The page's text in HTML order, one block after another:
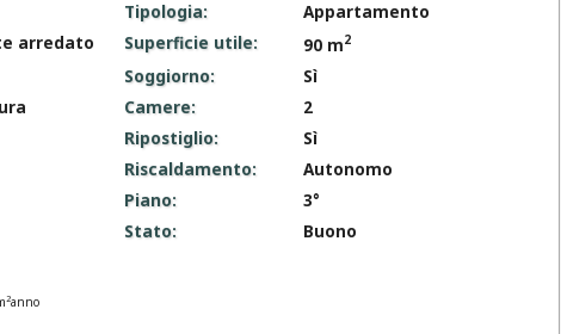
Tipologia:
Appartamento
arredato
Superficie utile: 90 m2
Soggiorno:
Sì
Camere:
2
Ripostiglio:
Sì
Riscaldamento:
Autonomo
Piano:
3°
Stato:
Buono
2anno